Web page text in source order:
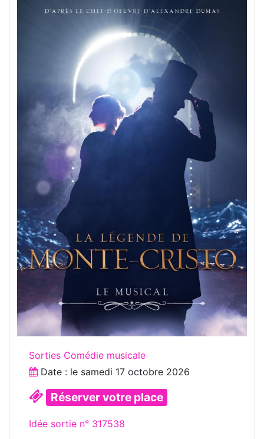
Sorties Comédie musicale
Date : le samedi 17 octobre 2026
Réserver votre place
Idée sortie n° 317538